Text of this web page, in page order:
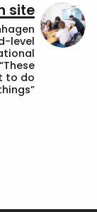
site
level
to do